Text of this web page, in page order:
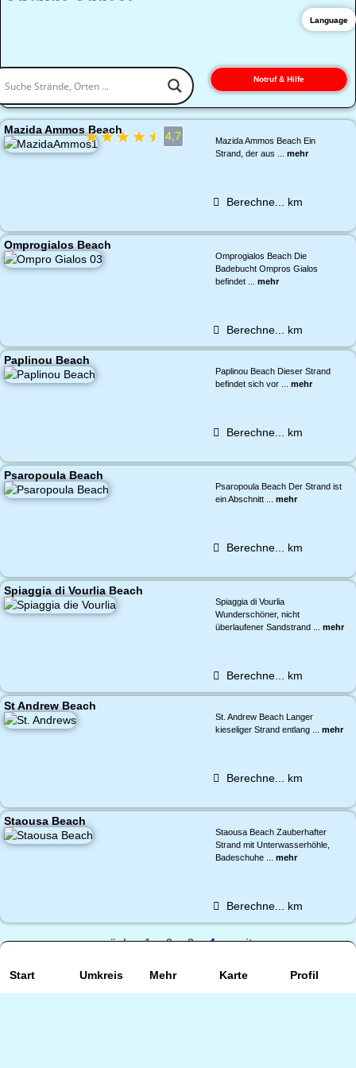
Notruf & Hilfe
Mazida Ammos Beach
★★★★★ 4,7
Mazida Ammos Beach Ein
Strand, der aus ... mehr
Berechne... km
Omprogialos Beach
Omprogialos Beach Die
Badebucht Ompros Gialos
befindet ... mehr
Berechne... km
Paplinou Beach
Paplinou Beach Dieser Strand
befindet sich vor ... mehr
Berechne... km
Psaropoula Beach
Psaropoula Beach Der Strand ist
ein Abschnitt ... mehr
Berechne... km
Spiaggia di Vourlia Beach
Spiaggia di Vourlia
Wunderschöner, nicht
überlaufener Sandstrand ... mehr
Berechne... km
St Andrew Beach
St. Andrew Beach Langer
kieseliger Strand entlang ... mehr
Berechne... km
Staousa Beach
Staousa Beach Zauberhafter
Strand mit Unterwasserhöhle,
Badeschuhe ... mehr
Berechne... km
zurück 1 2 3 4 weiter
Start Umkreis Mehr Karte Profil
Impressum und Datenschutz © 2026by Kreta Insider
Language